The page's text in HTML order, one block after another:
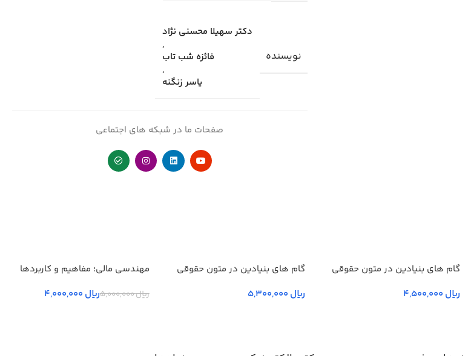
نویسنده
دکتر سهیلا محسنی نژاد
,
فائزه شب تاب
,
یاسر زنگنه
صفحات ما در شبکه های اجتماعی
گام های بنیادین در متون حقوقي
ریال
گام های بنیادین در متون حقوقي
ریال
مهندسی مالی؛ مفاهیم و کاربردها
ریال5,000,000 ریال